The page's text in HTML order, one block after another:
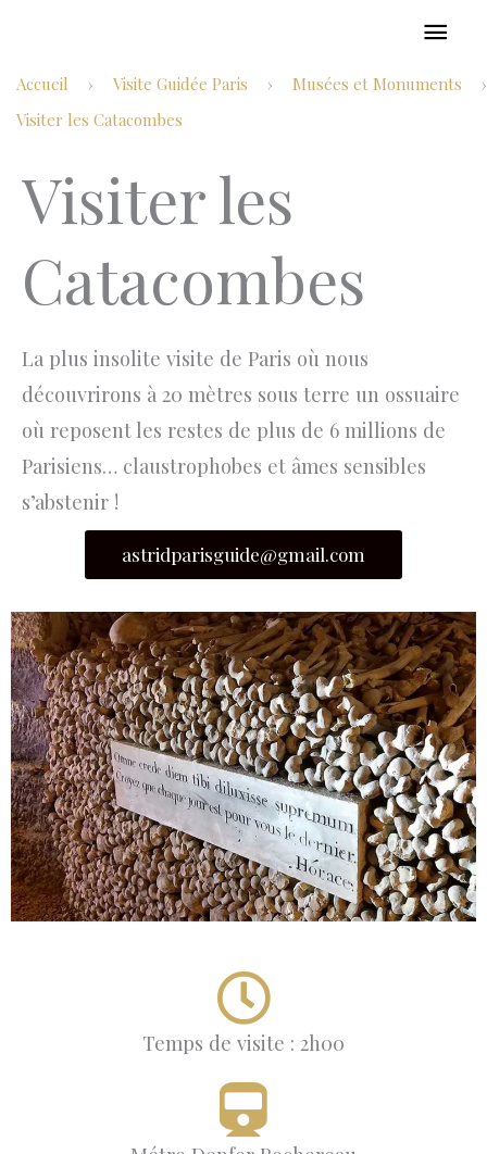
contenu
Accueil › Visite Guidée Paris › Musées et Monuments ›
Visiter les Catacombes
Visiter les
Catacombes
La plus insolite visite de Paris où nous
découvrirons à 20 mètres sous terre un ossuaire
où reposent les restes de plus de 6 millions de
Parisiens… claustrophobes et âmes sensibles
s’abstenir !
astridparisguide@gmail.com
Temps de visite : 2h00